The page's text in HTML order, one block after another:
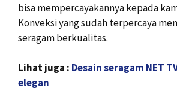
bisa mempercayakannya kepada
Konveksi yang sudah terpercaya
seragam berkualitas.
Lihat juga : Desain seragam NET
elegan